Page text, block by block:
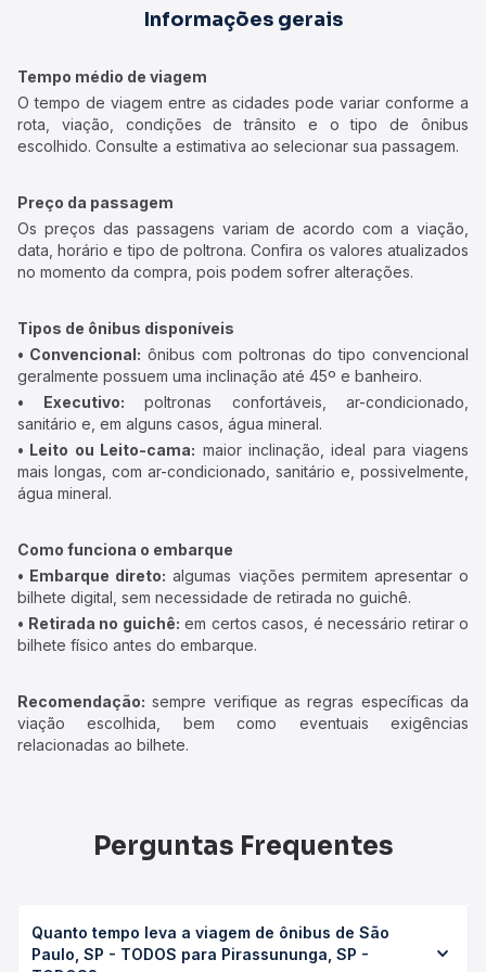
Informações gerais
Tempo médio de viagem
O tempo de viagem entre as cidades pode variar conforme a
rota, viação, condições de trânsito e o tipo de ônibus
escolhido. Consulte a estimativa ao selecionar sua passagem.
Preço da passagem
Os preços das passagens variam de acordo com a viação,
data, horário e tipo de poltrona. Confira os valores atualizados
no momento da compra, pois podem sofrer alterações.
Tipos de ônibus disponíveis
• Convencional: ônibus com poltronas do tipo convencional
geralmente possuem uma inclinação até 45º e banheiro.
• Executivo: poltronas confortáveis, ar-condicionado,
sanitário e, em alguns casos, água mineral.
• Leito ou Leito-cama: maior inclinação, ideal para viagens
mais longas, com ar-condicionado, sanitário e, possivelmente,
água mineral.
Como funciona o embarque
• Embarque direto: algumas viações permitem apresentar o
bilhete digital, sem necessidade de retirada no guichê.
• Retirada no guichê: em certos casos, é necessário retirar o
bilhete físico antes do embarque.
Recomendação: sempre verifique as regras específicas da
viação escolhida, bem como eventuais exigências
relacionadas ao bilhete.
Perguntas Frequentes
Quanto tempo leva a viagem de ônibus de São
Paulo, SP - TODOS para Pirassununga, SP -